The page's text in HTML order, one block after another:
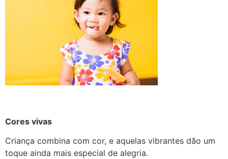
Cores vivas
Criança combina com cor, e aquelas vibrantes dão um
toque ainda mais especial de alegria.